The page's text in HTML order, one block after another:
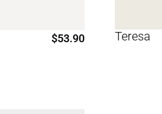
$53.90 Teresa